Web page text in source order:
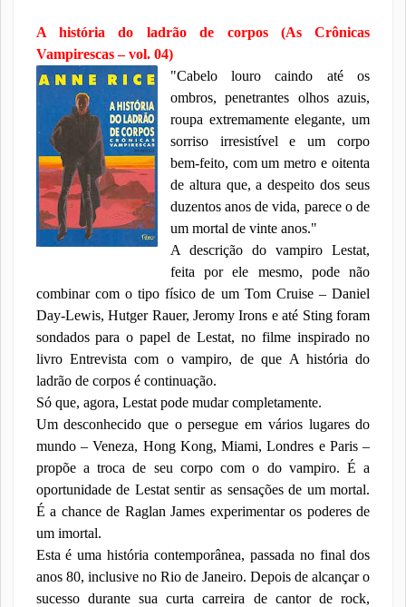
A história do ladrão de corpos (As Crônicas
Vampirescas – vol. 04)
"Cabelo louro caindo até os
ombros, penetrantes olhos azuis,
roupa extremamente elegante, um
sorriso irresistível e um corpo
bem-feito, com um metro e oitenta
de altura que, a despeito dos seus
duzentos anos de vida, parece o de
um mortal de vinte anos."
A descrição do vampiro Lestat,
feita por ele mesmo, pode não
combinar com o tipo físico de um Tom Cruise – Daniel
Day-Lewis, Hutger Rauer, Jeromy Irons e até Sting foram
sondados para o papel de Lestat, no filme inspirado no
livro Entrevista com o vampiro, de que A história do
ladrão de corpos é continuação.
Só que, agora, Lestat pode mudar completamente.
Um desconhecido que o persegue em vários lugares do
mundo – Veneza, Hong Kong, Miami, Londres e Paris –
propõe a troca de seu corpo com o do vampiro. É a
oportunidade de Lestat sentir as sensações de um mortal.
É a chance de Raglan James experimentar os poderes de
um imortal.
Esta é uma história contemporânea, passada no final dos
anos 80, inclusive no Rio de Janeiro. Depois de alcançar o
sucesso durante sua curta carreira de cantor de rock,